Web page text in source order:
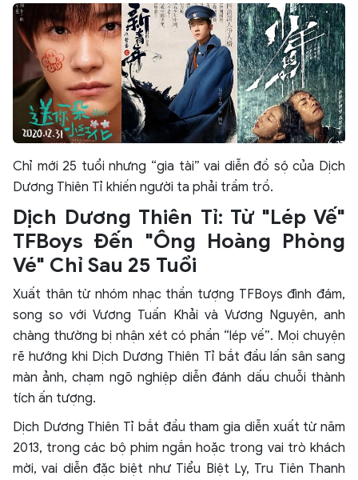
Chỉ mới 25 tuổi nhưng “gia tài” vai diễn đồ sộ của Dịch
Dương Thiên Tỉ khiến người ta phải trầm trồ.
Dịch Dương Thiên Tỉ: Từ "Lép Vế"
TFBoys Đến "Ông Hoàng Phòng
Vé" Chỉ Sau 25 Tuổi
Xuất thân từ nhóm nhạc thần tượng TFBoys đình đám,
song so với Vương Tuấn Khải và Vương Nguyên, anh
chàng thường bị nhận xét có phần “lép vế”. Mọi chuyện
rẽ hướng khi Dịch Dương Thiên Tỉ bắt đầu lấn sân sang
màn ảnh, chạm ngõ nghiệp diễn đánh dấu chuỗi thành
tích ấn tượng.
Dịch Dương Thiên Tỉ bắt đầu tham gia diễn xuất từ năm
2013, trong các bộ phim ngắn hoặc trong vai trò khách
mời, vai diễn đặc biệt như Tiểu Biệt Ly, Tru Tiên Thanh